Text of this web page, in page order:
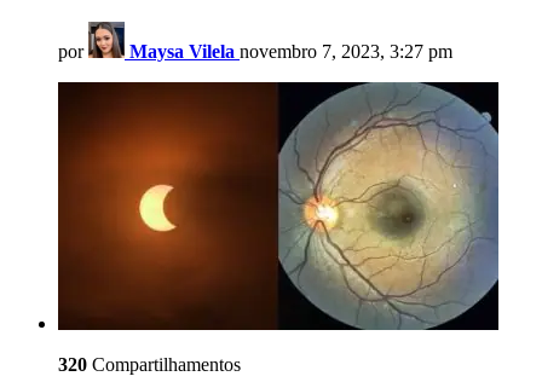
por Maysa Vilela novembro 7, 2023, 3:27 pm
320 Compartilhamentos